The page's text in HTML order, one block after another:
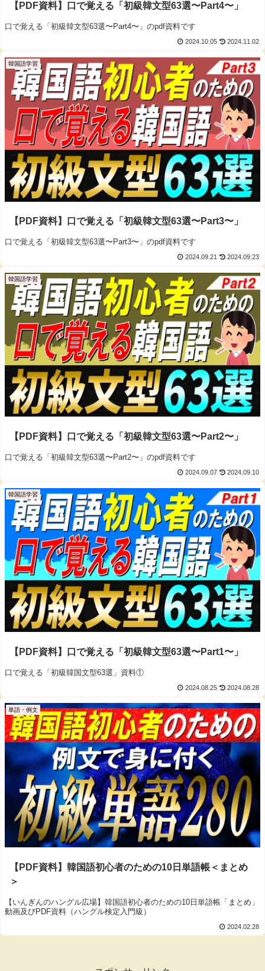
【PDF資料】口で覚える「初級韓文型63選〜Part4〜」
口で覚える「初級韓文型63選〜Part4〜」のpdf資料です
2024.10.05 2024.11.02
韓国語学習
【PDF資料】口で覚える「初級韓文型63選〜Part3〜」
口で覚える「初級韓文型63選〜Part3〜」のpdf資料です
2024.09.21 2024.09.23
韓国語学習
【PDF資料】口で覚える「初級韓文型63選〜Part2〜」
口で覚える「初級韓文型63選〜Part2〜」のpdf資料です
2024.09.07 2024.09.10
韓国語学習
【PDF資料】口で覚える「初級韓文型63選〜Part1〜」
口で覚える「初級韓国文型63選」資料①
2024.08.25 2024.08.28
単語・例文
【PDF資料】韓国語初心者のための10日単語帳＜まとめ
＞
【いんぎんのハングル広場】韓国語初心者のための10日単語帳「まとめ」
動画及びPDF資料（ハングル検定入門級）
2024.02.28